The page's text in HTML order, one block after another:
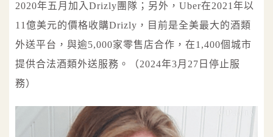
2020年五月加入Drizly團隊；另外，Uber在2021年以
11億美元的價格收購Drizly，目前是全美最大的酒類
外送平台，與逾5,000家零售店合作，在1,400個城市
提供合法酒類外送服務。（2024年3月27日停止服
務）